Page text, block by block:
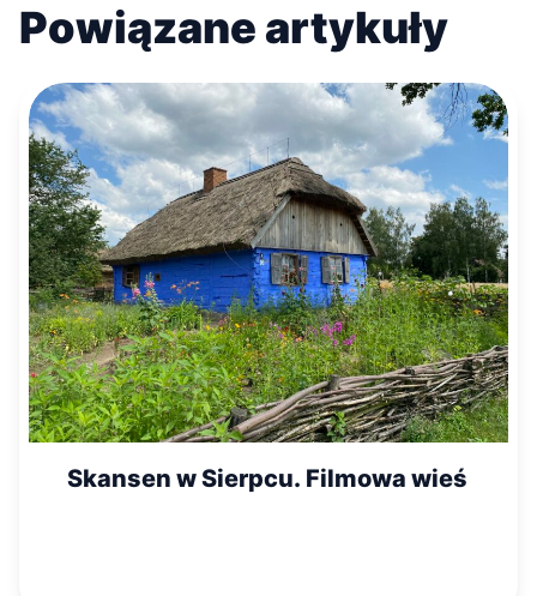
Powiązane artykuły
Skansen w Sierpcu. Filmowa wieś